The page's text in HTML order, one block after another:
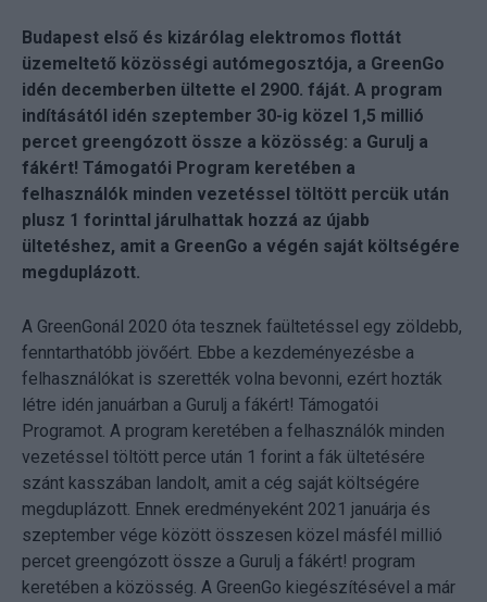
Budapest első és kizárólag elektromos flottát
üzemeltető közösségi autómegosztója, a GreenGo
idén decemberben ültette el 2900. fáját. A program
indításától idén szeptember 30-ig közel 1,5 millió
percet greengózott össze a közösség: a Gurulj a
fákért! Támogatói Program keretében a
felhasználók minden vezetéssel töltött percük után
plusz 1 forinttal járulhattak hozzá az újabb
ültetéshez, amit a GreenGo a végén saját költségére
megduplázott.
A GreenGonál 2020 óta tesznek faültetéssel egy zöldebb,
fenntarthatóbb jövőért. Ebbe a kezdeményezésbe a
felhasználókat is szerették volna bevonni, ezért hozták
létre idén januárban a Gurulj a fákért! Támogatói
Programot. A program keretében a felhasználók minden
vezetéssel töltött perce után 1 forint a fák ültetésére
szánt kasszában landolt, amit a cég saját költségére
megduplázott. Ennek eredményeként 2021 januárja és
szeptember vége között összesen közel másfél millió
percet greengózott össze a Gurulj a fákért! program
keretében a közösség. A GreenGo kiegészítésével a már